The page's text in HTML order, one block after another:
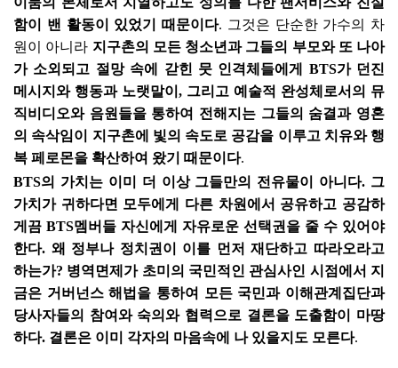
함이 밴 활동이 있었기 때문이다. 그것은 단순한 가수의 차
원이 아니라 지구촌의 모든 청소년과 그들의 부모와 또 나아
가 소외되고 절망 속에 갇힌 뭇 인격체들에게 BTS가 던진
메시지와 행동과 노랫말이 , 그리고 예술적 완성체로서의 뮤
직비디오와 음원들을 통하여 전해지는 그들의 숨결과 영혼
의 속삭임이 지구촌에 빛의 속도로 공감을 이루고 치유와 행
복 페로몬을 확산하여 왔기 때문이다.
BTS의 가치는 이미 더 이상 그들만의 전유물이 아니다. 그
가치가 귀하다면 모두에게 다른 차원에서 공유하고 공감하
게끔 BTS멤버들 자신에게 자유로운 선택권을 줄 수 있어야
한다. 왜 정부나 정치권이 이를 먼저 재단하고 따라오라고
하는가? 병역면제가 초미의 국민적인 관심사인 시점에서 지
금은 거버넌스 해법을 통하여 모든 국민과 이해관계집단과
당사자들의 참여와 숙의와 협력으로 결론을 도출함이 마땅
하다. 결론은 이미 각자의 마음속에 나 있을지도 모른다.